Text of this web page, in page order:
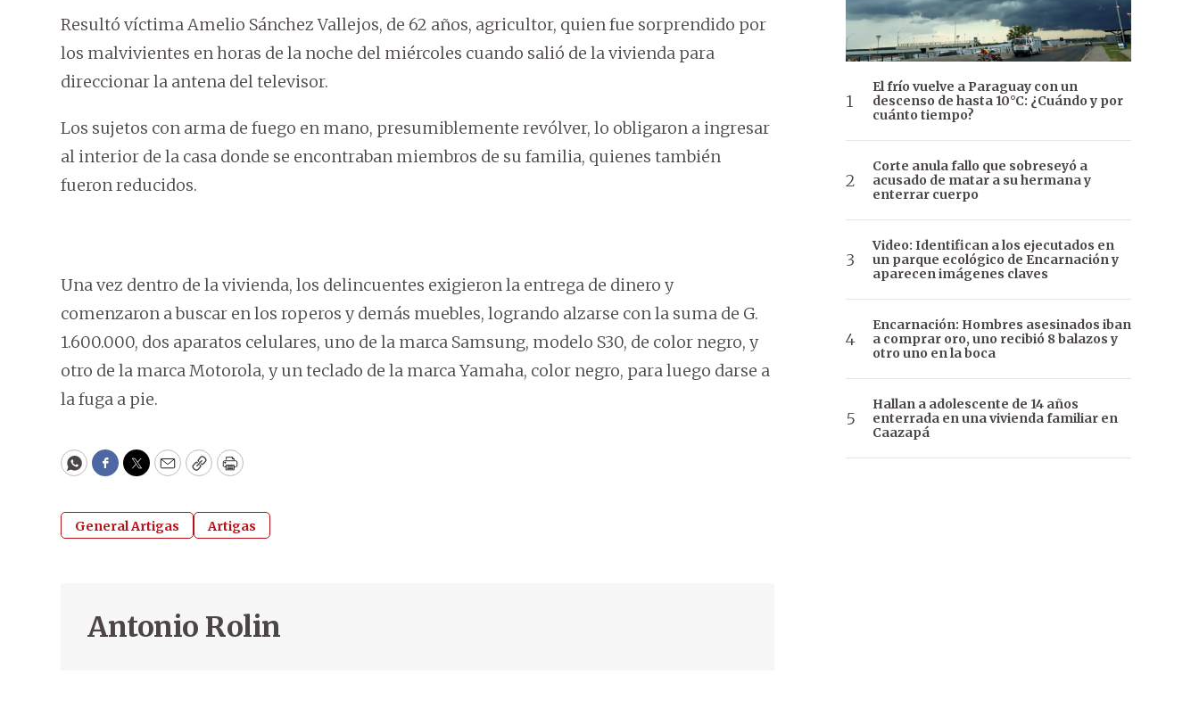
Resultó víctima Amelio Sánchez Vallejos, de 62 años, agricultor, quien fue sorprendido por
los malvivientes en horas de la noche del miércoles cuando salió de la vivienda para
direccionar la antena del televisor.
Los sujetos con arma de fuego en mano, presumiblemente revólver, lo obligaron a ingresar
al interior de la casa donde se encontraban miembros de su familia, quienes también
fueron reducidos.
Una vez dentro de la vivienda, los delincuentes exigieron la entrega de dinero y
comenzaron a buscar en los roperos y demás muebles, logrando alzarse con la suma de G.
1.600.000, dos aparatos celulares, uno de la marca Samsung, modelo S30, de color negro, y
otro de la marca Motorola, y un teclado de la marca Yamaha, color negro, para luego darse a
la fuga a pie.
WhatsApp
Facebook
Twitter
EmailCopyPrint
General Artigas Artigas
Antonio Rolin
El frío vuelve a Paraguay con un
descenso de hasta 10°C: ¿Cuándo y por
cuánto tiempo?
Corte anula fallo que sobreseyó a
acusado de matar a su hermana y
enterrar cuerpo
Video: Identifican a los ejecutados en
un parque ecológico de Encarnación y
aparecen imágenes claves
Encarnación: Hombres asesinados iban
a comprar oro, uno recibió 8 balazos y
otro uno en la boca
Hallan a adolescente de 14 años
enterrada en una vivienda familiar en
Caazapá